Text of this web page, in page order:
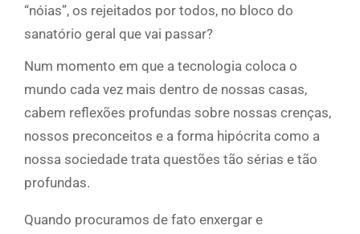
“nóias”, os rejeitados por todos, no bloco do
sanatório geral que vai passar?
Num momento em que a tecnologia coloca o
mundo cada vez mais dentro de nossas casas,
cabem reflexões profundas sobre nossas crenças,
nossos preconceitos e a forma hipócrita como a
nossa sociedade trata questões tão sérias e tão
profundas.
Quando procuramos de fato enxergar e